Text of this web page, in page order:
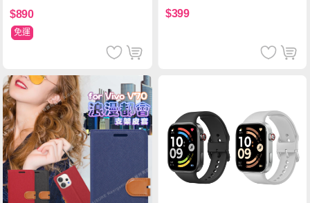
$890
免運
$399